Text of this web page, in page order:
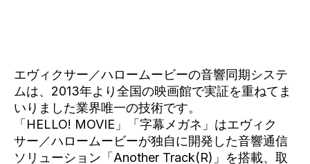
エヴィクサー／ハロームービーの音響同期システ
ムは、2013年より全国の映画館で実証を重ねてま
いりました業界唯一の技術です。
「HELLO! MOVIE」「字幕メガネ」はエヴィク
サー／ハロームービーが独自に開発した音響通信
ソリューション「Another Track(R)」を搭載、取